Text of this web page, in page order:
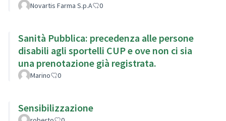
Novartis Farma S.p.A 0
Sanità Pubblica: precedenza alle persone
disabili agli sportelli CUP e ove non ci sia
una prenotazione già registrata.
Marino 0
Sensibilizzazione